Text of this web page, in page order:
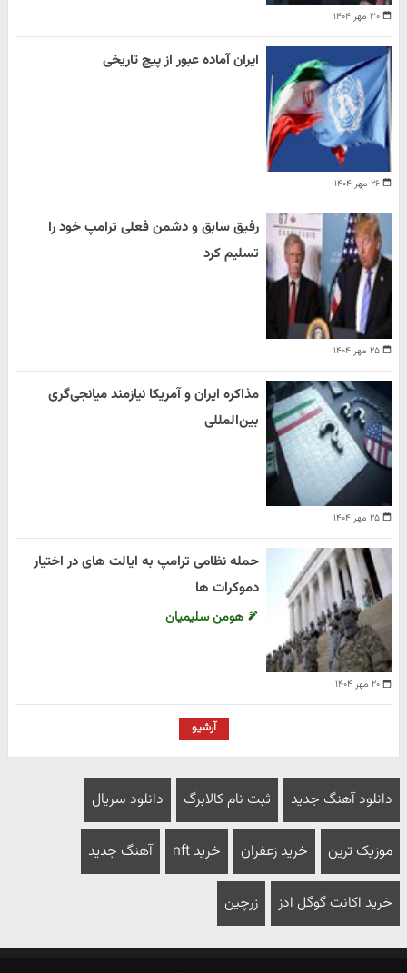
۳۰ مهر ۱۴۰۴
۲۶ مهر ۱۴۰۴
ایران آماده عبور از پیچ تاریخی
۲۵ مهر ۱۴۰۴
رفیق سابق و دشمن فعلی ترامپ خود را
تسلیم کرد
۲۵ مهر ۱۴۰۴
مذاکره ایران و آمریکا نیازمند میانجی‌گری
بین‌المللی
۲۰ مهر ۱۴۰۴
حمله نظامی ترامپ به ایالت های در اختیار
دموکرات ها
هومن سلیمیان
آرشیو
دانلود آهنگ جدید ثبت نام کالابرگ دانلود سریال
موزیک ترین خرید زعفران خرید nft آهنگ جدید
خرید اکانت گوگل ادز زرچین